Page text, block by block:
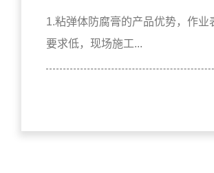
1.粘弹体防腐膏的产品优势，作业
要求低，现场施工...